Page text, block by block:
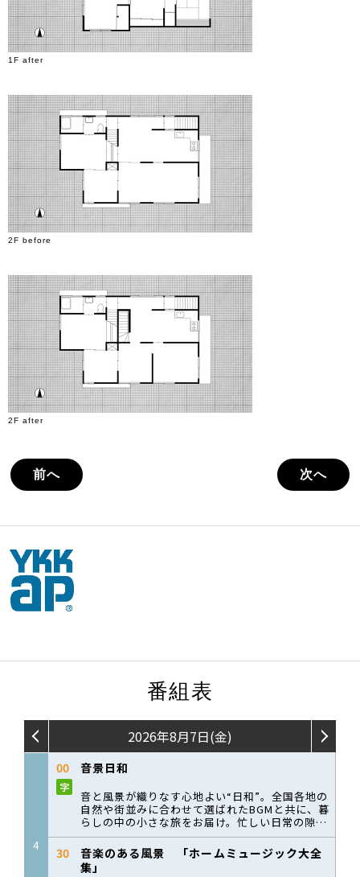
1F after
2F before
2F after
前へ 次へ
番組表